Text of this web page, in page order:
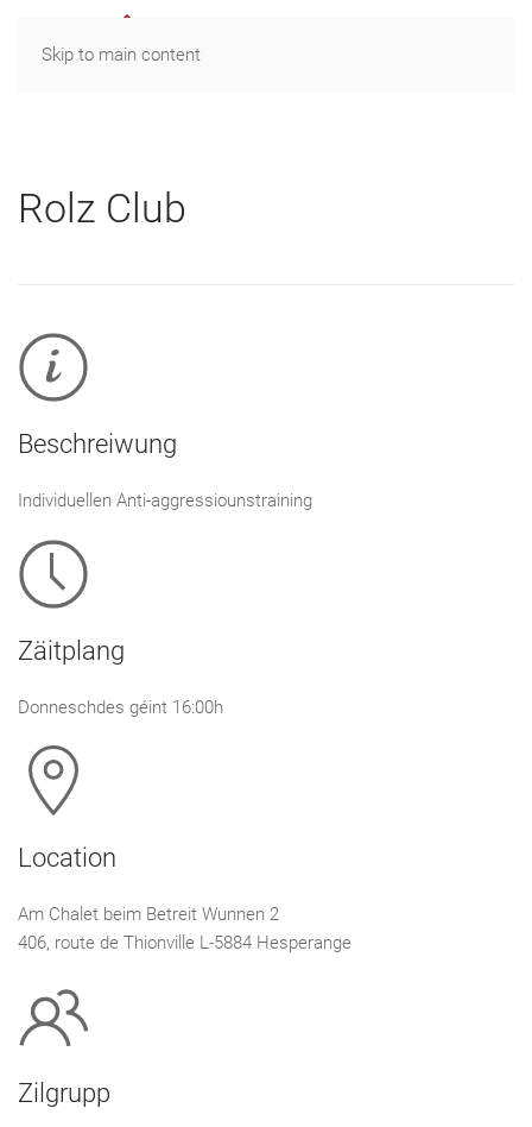
Skip to main content
Rolz Club
Beschreiwung
Individuellen Anti-aggressiounstraining
Zäitplang
Donneschdes géint 16:00h
Location
Am Chalet beim Betreit Wunnen 2
406, route de Thionville L-5884 Hesperange
Zilgrupp